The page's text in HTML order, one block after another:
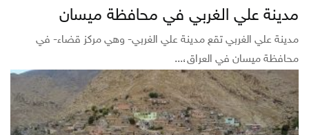
مدينة علي الغربي في محافظة ميسان
مدينة علي الغربي تقع مدينة علي الغربي- وهي مركز قضاء- في
محافظة ميسان في العراق،...